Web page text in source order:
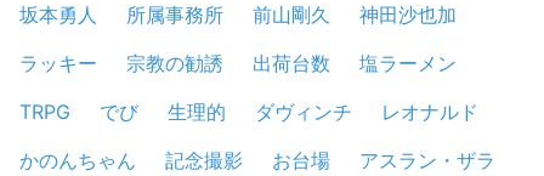
坂本勇人
所属事務所 前山剛久
神田沙也加
ラッキー
宗教の勧誘 出荷台数
塩ラーメン
TRPG
でび 生理的 ダヴィンチ
レオナルド
かのんちゃん
記念撮影 お台場
アスラン・ザラ